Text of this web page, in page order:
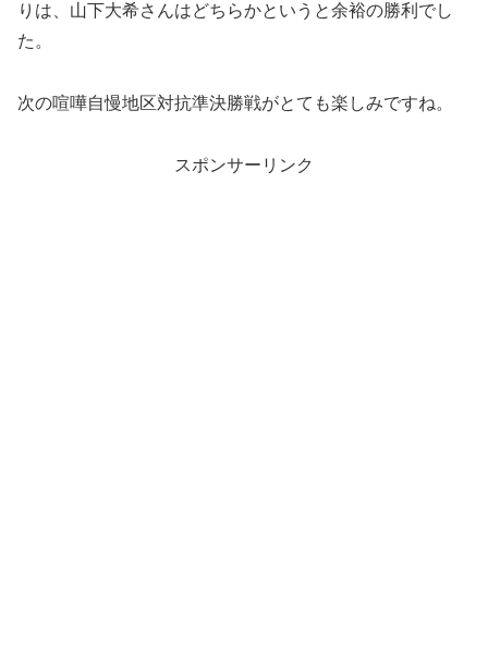
りは、山下大希さんはどちらかというと余裕の勝利でし
た。
次の喧嘩自慢地区対抗準決勝戦がとても楽しみですね。
スポンサーリンク